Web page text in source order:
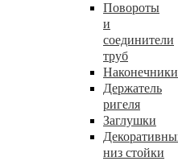
Повороты
и
соединители
труб
Наконечники
Держатель
ригеля
Заглушки
низ стойки